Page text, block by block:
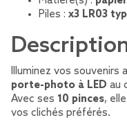
Piles : x3 LR03
Illuminez vos souvenirs
porte-photo à LED au
Avec ses 10 pinces,
vos clichés préférés.